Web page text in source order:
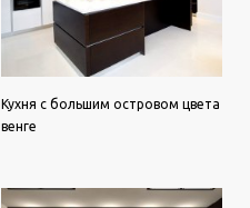
Кухня с большим островом цвета
венге